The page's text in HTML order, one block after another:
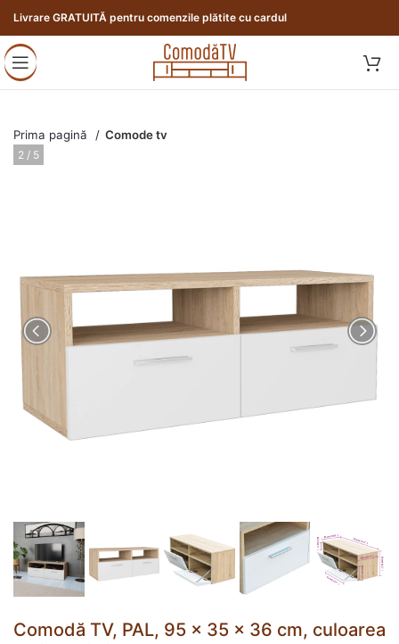
Livrare GRATUITĂ pentru comenzile plătite cu cardul
Prima pagină Comode tv
3 / 5
Comodă TV, PAL, 95 x 35 x 36 cm, culoarea